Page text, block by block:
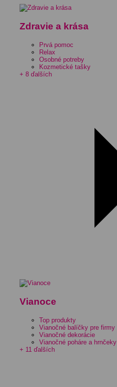
Zdravie a krása
Prvá pomoc
Relax
Osobné potreby
Kozmetické tašky
+ 8 ďalších
Vianoce
Top produkty
Vianočné balíčky pre firmy
Vianočné dekorácie
Vianočné poháre a hrnčeky
+ 11 ďalších